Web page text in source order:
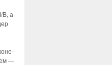
B, а
—